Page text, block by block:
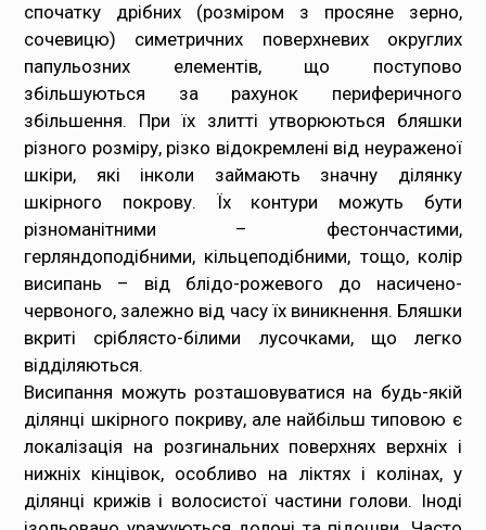
спочатку дрібних (розміром з просяне зерно,
сочевицю) симетричних поверхневих округлих
папульозних елементів, що поступово
збільшуються за рахунок периферичного
збільшення. При їх злитті утворюються бляшки
різного розміру, різко відокремлені від неураженої
шкіри, які інколи займають значну ділянку
шкірного покрову. Їх контури можуть бути
різноманітними – фестончастими,
герляндоподібними, кільцеподібними, тощо, колір
висипань – від блідо-рожевого до насичено-
червоного, залежно від часу їх виникнення. Бляшки
вкриті сріблясто-білими лусочками, що легко
відділяються.
Висипання можуть розташовуватися на будь-якій
ділянці шкірного покриву, але найбільш типовою є
локалізація на розгинальних поверхнях верхніх і
нижніх кінцівок, особливо на ліктях і колінах, у
ділянці крижів і волосистої частини голови. Іноді